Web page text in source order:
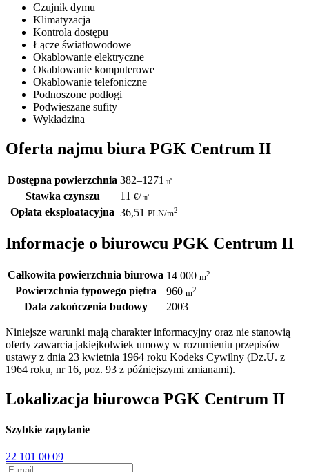
Czujnik dymu
Klimatyzacja
Kontrola dostępu
Łącze światłowodowe
Okablowanie elektryczne
Okablowanie komputerowe
Okablowanie telefoniczne
Podnoszone podłogi
Podwieszane sufity
Wykładzina
Oferta najmu biura PGK Centrum II
Dostępna powierzchnia 382–1271 ㎡
Stawka czynszu 11 €/㎡
Opłata eksploatacyjna 36,51 PLN/m2
Informacje o biurowcu PGK Centrum II
Całkowita powierzchnia biurowa 14 000 m2
Powierzchnia typowego piętra 960 m2
Data zakończenia budowy 2003
Niniejsze warunki mają charakter informacyjny oraz nie stanowią
oferty zawarcia jakiejkolwiek umowy w rozumieniu przepisów
ustawy z dnia 23 kwietnia 1964 roku Kodeks Cywilny (Dz.U. z
1964 roku, nr 16, poz. 93 z późniejszymi zmianami).
Lokalizacja biurowca PGK Centrum II
Szybkie zapytanie
22 101 00 09